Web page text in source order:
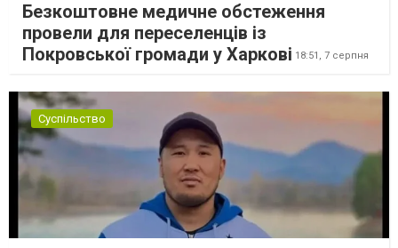
Безкоштовне медичне обстеження
провели для переселенців із
Покровської громади у Харкові 18:51, 7 серпня
Суспільство